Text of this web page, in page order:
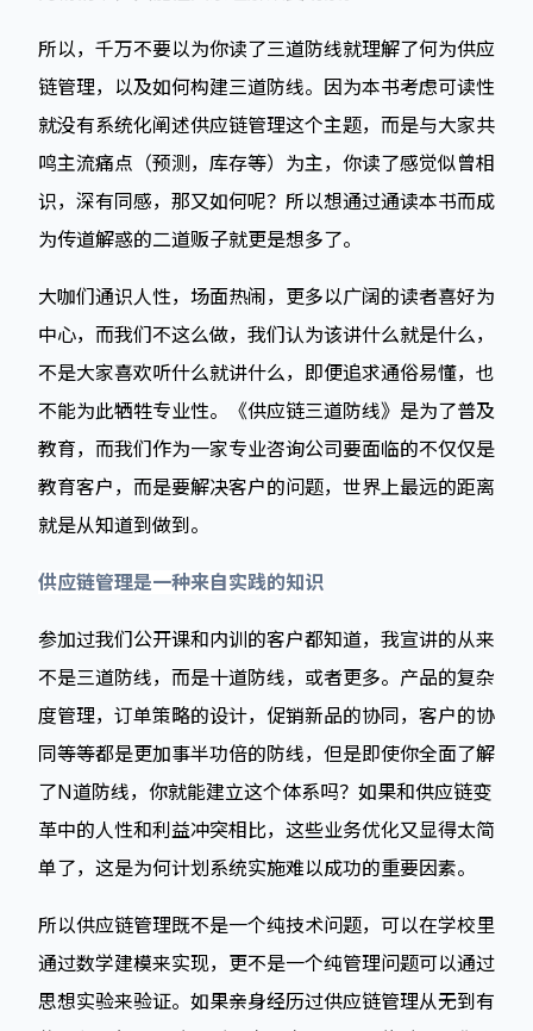
所以，千万不要以为你读了三道防线就理解了何为供应
链管理，以及如何构建三道防线。因为本书考虑可读性
就没有系统化阐述供应链管理这个主题，而是与大家共
鸣主流痛点（预测，库存等）为主，你读了感觉似曾相
识，深有同感，那又如何呢？所以想通过通读本书而成
为传道解惑的二道贩子就更是想多了。
大咖们通识人性，场面热闹，更多以广阔的读者喜好为
中心，而我们不这么做，我们认为该讲什么就是什么，
不是大家喜欢听什么就讲什么，即便追求通俗易懂，也
不能为此牺牲专业性。《供应链三道防线》是为了普及
教育，而我们作为一家专业咨询公司要面临的不仅仅是
教育客户，而是要解决客户的问题，世界上最远的距离
就是从知道到做到。
供应链管理是一种来自实践的知识
参加过我们公开课和内训的客户都知道，我宣讲的从来
不是三道防线，而是十道防线，或者更多。产品的复杂
度管理，订单策略的设计，促销新品的协同，客户的协
同等等都是更加事半功倍的防线，但是即使你全面了解
了N道防线，你就能建立这个体系吗？如果和供应链变
革中的人性和利益冲突相比，这些业务优化又显得太简
单了，这是为何计划系统实施难以成功的重要因素。
所以供应链管理既不是一个纯技术问题，可以在学校里
通过数学建模来实现，更不是一个纯管理问题可以通过
思想实验来验证。如果亲身经历过供应链管理从无到有